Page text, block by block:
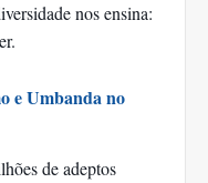
nos ensina:
e Umbanda no
de adeptos